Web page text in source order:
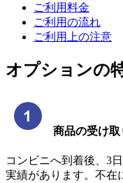
ご利用料金
ご利用の流れ
ご利用上の注意
オプションの
商品の受け
コンビニへ到着後、3
実績があります。不在